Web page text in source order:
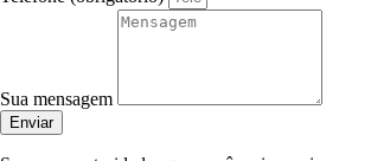
Sua mensagem
Enviar